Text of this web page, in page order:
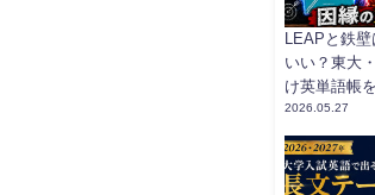
LEAPと鉄
いい？東大
け英単語帳
2026.05.27